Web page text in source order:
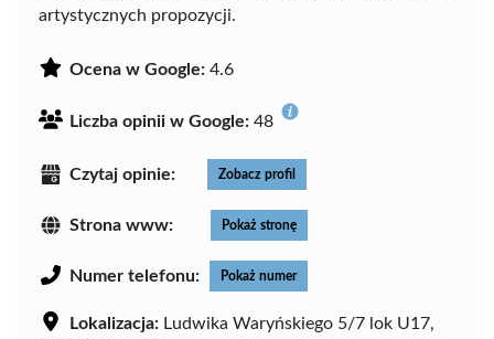
artystycznych propozycji.
Ocena w Google: 4.6
Liczba opinii w Google: 48
Czytaj opinie: Zobacz profil
Strona www: Pokaż stronę
Numer telefonu: Pokaż numer
Lokalizacja: Ludwika Waryńskiego 5/7 lok U17,